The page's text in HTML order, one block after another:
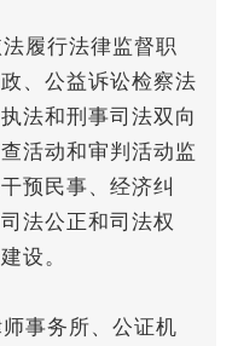
履行法律监督职
、公益诉讼检察法
法和刑事司法双向
活动和审判活动监
预民事、经济纠
法公正和司法权
设。
事务所、公证机